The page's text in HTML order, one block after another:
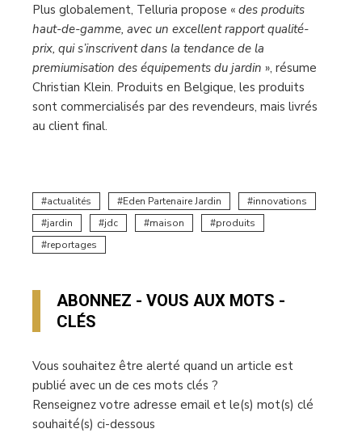
Plus globalement, Telluria propose « des produits
haut-de-gamme, avec un excellent rapport qualité-
prix, qui s’inscrivent dans la tendance de la
premiumisation des équipements du jardin », résume
Christian Klein. Produits en Belgique, les produits
sont commercialisés par des revendeurs, mais livrés
au client final.
actualités Eden Partenaire Jardin
innovations
jardin
jdc maison
produits
reportages
ABONNEZ - VOUS AUX MOTS -
CLÉS
Vous souhaitez être alerté quand un article est
publié avec un de ces mots clés ?
Renseignez votre adresse email et le(s) mot(s) clé
souhaité(s) ci-dessous